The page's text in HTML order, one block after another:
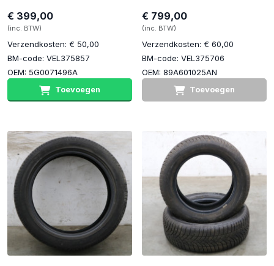
€ 399,00
(inc. BTW)
Verzendkosten: € 50,00
BM-code: VEL375857
OEM: 5G0071496A
Toevoegen
€ 799,00
(inc. BTW)
Verzendkosten: € 60,00
BM-code: VEL375706
OEM: 89A601025AN
Toevoegen